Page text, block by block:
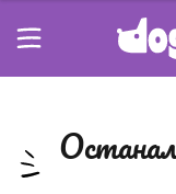
останала глава на кърлеж в